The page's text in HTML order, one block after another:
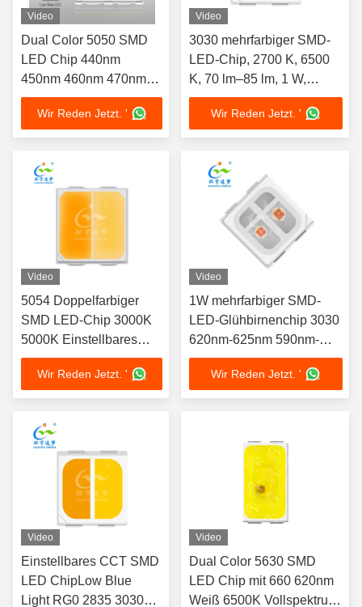
Video
Dual Color 5050 SMD
LED Chip 440nm
450nm 460nm 470nm
Vollspektrum
Anpassung verfügbar
1W für tragbare Outdoor-
Wir Reden Jetzt. '
Video
3030 mehrfarbiger SMD-
LED-Chip, 2700 K, 6500
K, 70 lm–85 lm, 1 W,
kundenspezifisch
erhältlich
Wir Reden Jetzt. '
Video
5054 Doppelfarbiger
SMD LED-Chip 3000K
5000K Einstellbares
Weiß
Wir Reden Jetzt. '
Video
1W mehrfarbiger SMD-
LED-Glühbirnenchip 3030
620nm-625nm 590nm-
595nm
Wir Reden Jetzt. '
Video
Einstellbares CCT SMD
LED ChipLow Blue
Light RG0 2835 3030
Video
Dual Color 5630 SMD
LED Chip mit 660 620nm
Weiß 6500K Vollspektrum